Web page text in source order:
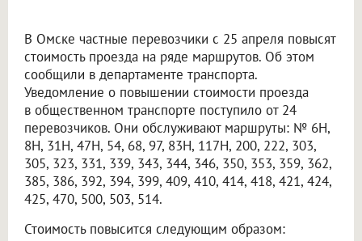
В Омске частные перевозчики с 25 апреля повысят
стоимость проезда на ряде маршрутов. Об этом
сообщили в департаменте транспорта.
Уведомление о повышении стоимости проезда
в общественном транспорте поступило от 24
перевозчиков. Они обслуживают маршруты: № 6Н,
8Н, 31Н, 47Н, 54, 68, 97, 83Н, 117Н, 200, 222, 303,
305, 323, 331, 339, 343, 344, 346, 350, 353, 359, 362,
385, 386, 392, 394, 399, 409, 410, 414, 418, 421, 424,
425, 470, 500, 503, 514.
Стоимость повысится следующим образом: